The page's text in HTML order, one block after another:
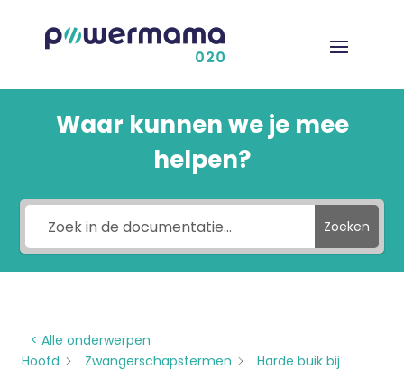
Waar kunnen we je mee
helpen?
Zoeken
< Alle onderwerpen
Hoofd
Zwangerschapstermen
Harde buik bij